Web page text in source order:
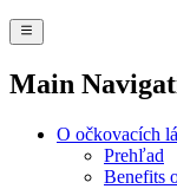
Main
O očkovacích
Prehľad
Benefits